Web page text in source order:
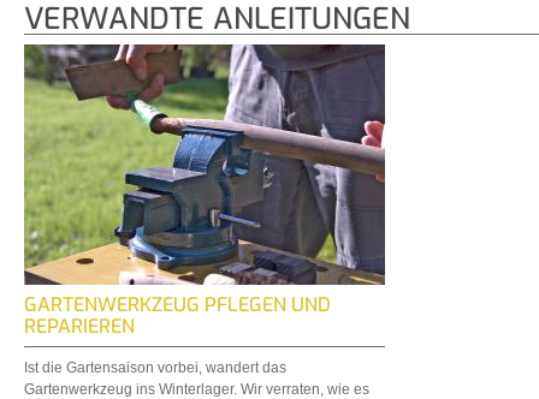
VERWANDTE ANLEITUNGEN
GARTENWERKZEUG PFLEGEN UND
REPARIEREN
Ist die Gartensaison vorbei, wandert das
Gartenwerkzeug ins Winterlager. Wir verraten, wie es